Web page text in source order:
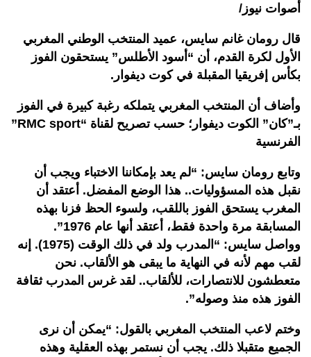
أصوات نيوز/
قال رومان غانم سايس، عميد المنتخب الوطني المغربي
الأول لكرة القدم، أن “أسود الأطلس” يستحقون الفوز
بكأس إفريقيا المقبلة في كوت ديفوار.
وأضاف أن المنتخب المغربي يتملكه رغبة كبيرة في الفوز
بـ”كان” الكوت ديفوار؛ حسب تصريح لقناة “RMC sport”
الفرنسية
وتابع رومان سايس: “لم يعد بإمكاننا الاختباء ويجب أن
نقبل هذه المسؤوليات.. هذا الوضع المفضل. أعتقد أن
المغرب يستحق الفوز باللقب، ولسوء الحظ فزنا بهذه
المسابقة مرة واحدة فقط، أعتقد أنها عام 1976”.
وواصل سايس: “المدرب ولد في ذلك الوقت (1975). إنه
لقب مهم لأنه في النهاية ما يبقى هو الألقاب. نحن
متعطشون للانتصارات، للألقاب.. لقد غرس المدرب ثقافة
الفوز هذه منذ وصوله”.
وختم لاعب المنتخب المغربي بالقول: “يمكن أن نرى
الجميع متقبلا ذلك. يجب أن نستمر بهذه العقلية وهذه